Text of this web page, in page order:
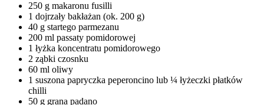
250 g makaronu fusilli
1 dojrzały bakłażan (ok. 200 g)
40 g startego parmezanu
200 ml passaty pomidorowej
1 łyżka koncentratu pomidorowego
2 ząbki czosnku
60 ml oliwy
1 suszona papryczka peperoncino lub ¼ łyżeczki płatków
chilli
50 g grana padano